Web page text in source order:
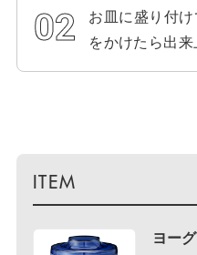
お皿に盛り付
をかけたら出
ヨー